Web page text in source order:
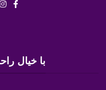
با خیال